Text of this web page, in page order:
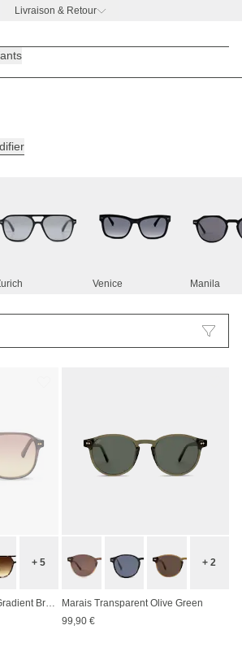
Livraison & Retour
WORK |
soleil
Venice Manila
+ 5 + 2
Marais Transparent Olive Green
99,90 €